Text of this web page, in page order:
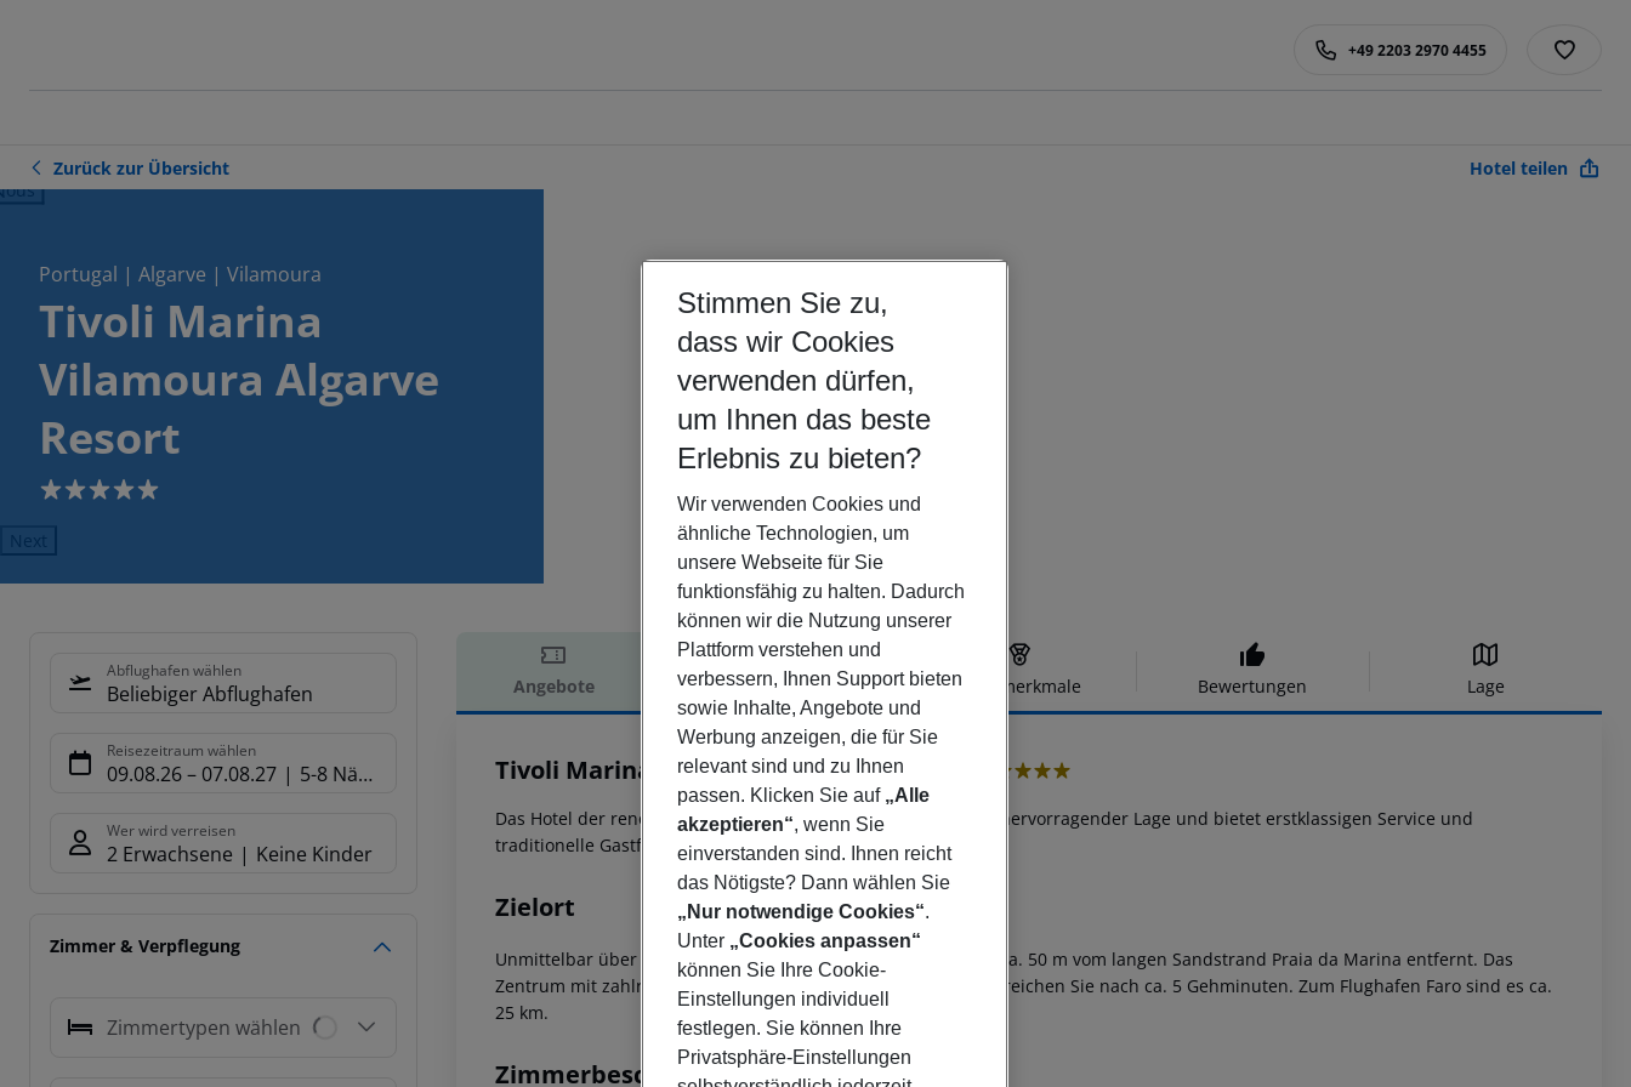
+49 2203 2970 4455
Zurück zur Übersicht Hotel teilen
Portugal | Algarve | Vilamoura
Tivoli Marina
Vilamoura Algarve
Resort
5
Next
Abflughafen wählen
Beliebiger Abflughafen
Reisezeitraum wählen
09.08.26– 07.08.27 5-8 Nächte
Wer wird verreisen
2 Erwachsene Keine Kinder
Zimmer & Verpflegung
Zimmertypen wählen
Angebote Hotelbeschreibung Hotelmerkmale Bewertungen Lage
Hotelbeschreibung
Tivoli Marina Vilamoura Algarve Resort
Das Hotel der renommierten Tivoli-Hotelkette befindet sich in hervorragender Lage und bietet erstklassigen Service und
traditionelle Gastfreundschaft
Zielort
Unmittelbar über der Marina von Vilamoura gelegen und nur ca. 50 m vom langen Sandstrand Praia da Marina entfernt. Das
Zentrum mit zahlreichen Restaurants, Bars und Geschäften erreichen Sie nach ca. 5 Gehminuten. Zum Flughafen Faro sind es ca.
25 km.
Zimmerbeschreibung
Stimmen Sie zu,
dass wir Cookies
verwenden dürfen,
um Ihnen das beste
Erlebnis zu bieten?
Wir verwenden Cookies und
ähnliche Technologien, um
unsere Webseite für Sie
funktionsfähig zu halten. Dadurch
können wir die Nutzung unserer
Plattform verstehen und
verbessern, Ihnen Support bieten
sowie Inhalte, Angebote und
Werbung anzeigen, die für Sie
relevant sind und zu Ihnen
passen. Klicken Sie auf „Alle
akzeptieren“, wenn Sie
einverstanden sind. Ihnen reicht
das Nötigste? Dann wählen Sie
„Nur notwendige Cookies“.
Unter „Cookies anpassen“
können Sie Ihre Cookie-
Einstellungen individuell
festlegen. Sie können Ihre
Privatsphäre-Einstellungen